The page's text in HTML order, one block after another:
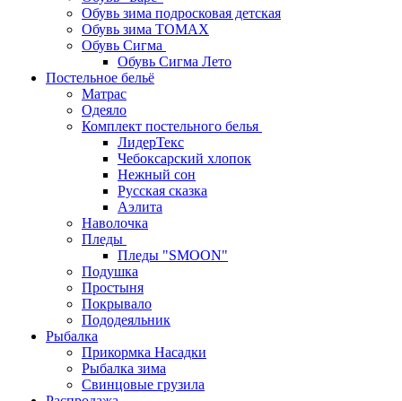
Обувь зима подросковая детская
Обувь зима ТОМАХ
Обувь Сигма
Обувь Сигма Лето
Постельное бельё
Матрас
Одеяло
Комплект постельного белья
ЛидерТекс
Чебоксарский хлопок
Нежный сон
Русская сказка
Аэлита
Наволочка
Пледы
Пледы "SMOON"
Подушка
Простыня
Покрывало
Пододеяльник
Рыбалка
Прикормка Насадки
Рыбалка зима
Свинцовые грузила